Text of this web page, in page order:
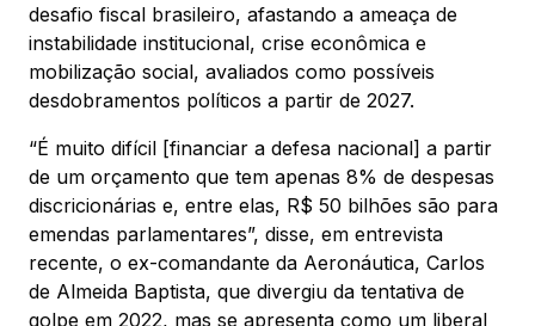
desafio fiscal brasileiro, afastando a ameaça de
instabilidade institucional, crise econômica e
mobilização social, avaliados como possíveis
desdobramentos políticos a partir de 2027.
“É muito difícil [financiar a defesa nacional] a partir
de um orçamento que tem apenas 8% de despesas
discricionárias e, entre elas, R$ 50 bilhões são para
emendas parlamentares”, disse, em entrevista
recente, o ex-comandante da Aeronáutica, Carlos
de Almeida Baptista, que divergiu da tentativa de
golpe em 2022, mas se apresenta como um liberal